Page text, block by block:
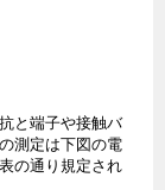
と端子や接触バ
測定は下図の電
の通り規定され